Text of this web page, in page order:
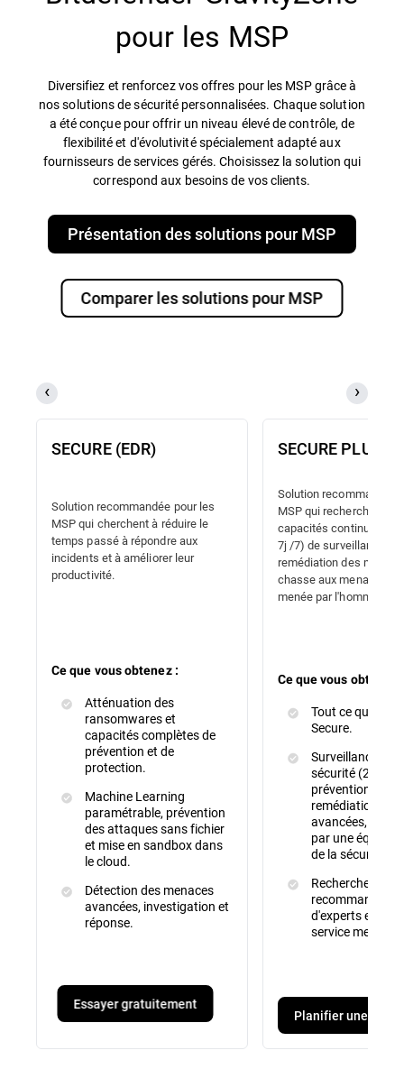
pour les MSP
Diversifiez et renforcez vos offres pour les MSP grâce à
nos solutions de sécurité personnalisées. Chaque solution
a été conçue pour offrir un niveau élevé de contrôle, de
flexibilité et d'évolutivité spécialement adapté aux
fournisseurs de services gérés. Choisissez la solution qui
correspond aux besoins de vos clients.
Présentation des solutions pour MSP
Comparer les solutions pour MSP
SECURE (EDR)
Solution recommandée pour les
MSP qui cherchent à réduire le
temps passé à répondre aux
incidents et à améliorer leur
productivité.
Ce que vous obtenez :
Atténuation des
ransomwares et
capacités complètes de
prévention et de
protection.
Machine Learning
paramétrable, prévention
des attaques sans fichier
et mise en sandbox dans
le cloud.
Détection des menaces
avancées, investigation et
réponse.
Essayer gratuitement
SECURE PLUS
Solution recommandée
MSP qui recherchent
capacités continues
7j /7) de surveillance,
remédiation des
chasse aux menaces
menée par l'homme.
Ce que vous obtenez :
Tout ce qui est
Secure.
Surveillance
sécurité (24 h/
prévention,
remédiation
avancées, le
par une équipe
de la sécurité
Recherche de
d'experts et
service
Planifier une démo